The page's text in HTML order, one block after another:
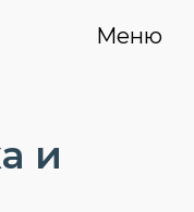
Меню
и